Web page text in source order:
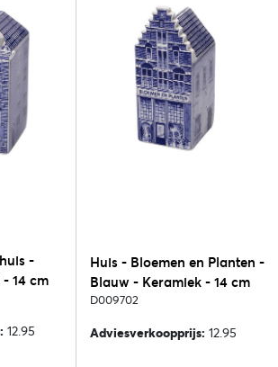
-
14 cm
12.95
Huis - Bloemen en Planten -
Blauw - Keramiek - 14 cm
D009702
Adviesverkoopprijs: 12.95